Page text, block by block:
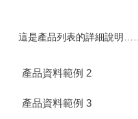
這是產品列表的詳細說明……
產品資料範例 2
產品資料範例 3